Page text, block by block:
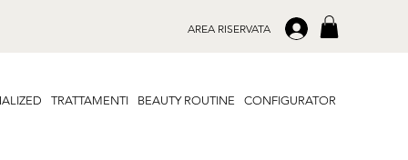
AREA RISERVATA .
TRATTAMENTI BEAUTY ROUTINE CONFIGURATOR